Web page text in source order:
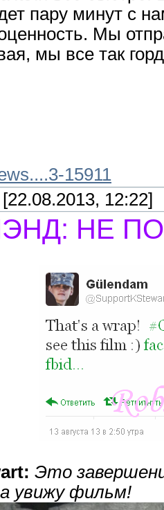
пару минут с
Мы
мы все так
15911
[22.08.2013, 12:22]
НЕ
Это
увижу фильм!